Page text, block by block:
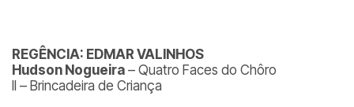
REGÊNCIA: EDMAR VALINHOS
Hudson Nogueira – Quatro Faces do Chôro
II – Brincadeira de Criança